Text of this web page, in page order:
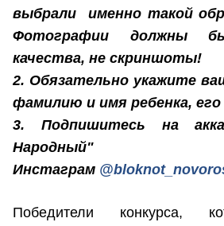
выбрали именно такой
Фотографии должны
качества, не скриншоты!
2. Обязательно укажите
фамилию и имя ребенка, его
3. Подпишитесь на
Инстаграм
Победители конкурса,